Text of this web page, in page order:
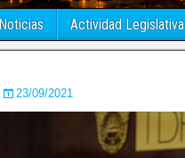
Noticias Actividad Legislativa
23/09/2021